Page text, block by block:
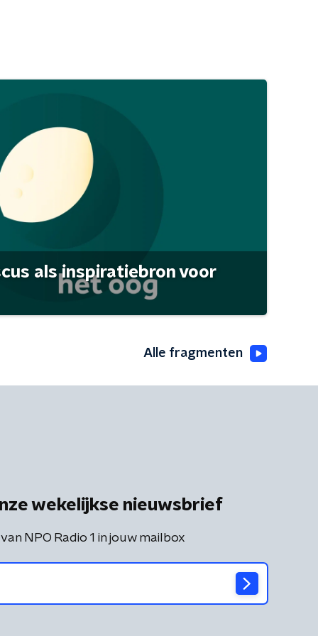
als inspiratiebron voor
Alle fragmenten
wekelijkse nieuwsbrief
NPO Radio 1 in jouw mailbox